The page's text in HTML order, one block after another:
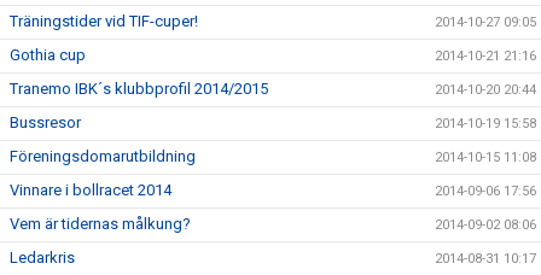
Träningstider vid TIF-cuper! 2014-10-27 09:05
Gothia cup 2014-10-21 21:16
Tranemo IBK´s klubbprofil 2014/2015 2014-10-20 20:44
Bussresor 2014-10-19 15:58
Föreningsdomarutbildning 2014-10-15 11:08
Vinnare i bollracet 2014 2014-09-06 17:56
Vem är tidernas målkung? 2014-09-02 08:06
Ledarkris 2014-08-31 10:17